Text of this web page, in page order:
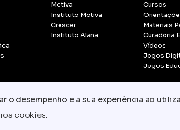
Motiva
Instituto Motiva
Crescer
Instituto Alana
Cursos
Materiais
Curadoria
Vídeos
Jogos
Jogos
o desempenho e a sua experiência ao
cookies.